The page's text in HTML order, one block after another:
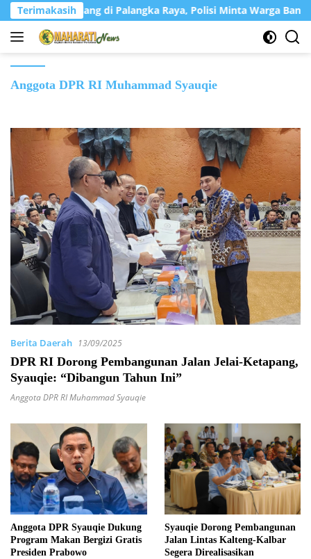
Langsung
ke
konten
TerimakasihHilang di Palangka Raya, Polisi Minta Warga Bantu
Anggota DPR RI Muhammad Syauqie
Berita Daerah 13/09/2025
DPR RI Dorong Pembangunan Jalan Jelai-Ketapang,
Syauqie: “Dibangun Tahun Ini”
Anggota DPR RI Muhammad Syauqie
Anggota DPR Syauqie Dukung
Program Makan Bergizi Gratis
Presiden Prabowo
Syauqie Dorong Pembangunan
Jalan Lintas Kalteng-Kalbar
Segera Direalisasikan